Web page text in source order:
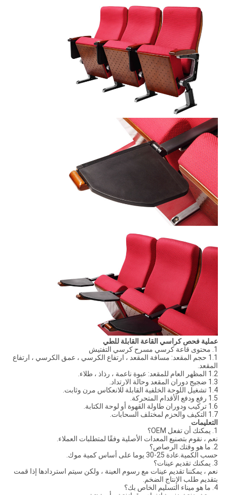
عملية فحص كراسي القاعة القابلة للطي
1. محتوى قاعة كرسي مسرح كرسي التفتيش
1.1 حجم المقعد: مسافة المقعد ، ارتفاع الكرسي ، عمق الكرسي ، ارتفاع
المقعد.
1.2 المظهر العام للمقعد: عبوة ناعمة ، رذاذ ، طلاء.
1.3 ضجيج دوران المقعد وحالة الارتداد.
1.4 تشغيل اللوحة الخلفية القابلة للانعكاس مرن وثابت.
1.5 رفع ودفع الأقدام المتحركة.
1.6 تركيب ودوران طاولة القهوة أو لوحة الكتابة.
1.7 التكيف والحزم لمختلف السحابات.
التعليمات
1. يمكنك أن تفعل OEM؟
نعم ، نقوم بتصنيع المعدات الأصلية وفقًا لمتطلبات العملاء.
2. ما هو وقتك الرصاص؟
حسب الكمية.عادة 25-30 يوما على أساس كمية موك.
3. يمكنك تقديم عينات؟
نعم ، يمكننا تقديم عينات مع رسوم العينة ، ولكن سيتم استردادها إذا قمت
بتقديم طلب الإنتاج الضخم.
4. ما هو ميناء التسليم الخاص بك؟